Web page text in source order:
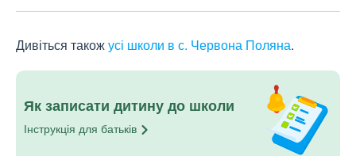
Дивіться такожусі школи в с. Червона Поляна.
Як записати дитину до школи
Інструкція для батьків